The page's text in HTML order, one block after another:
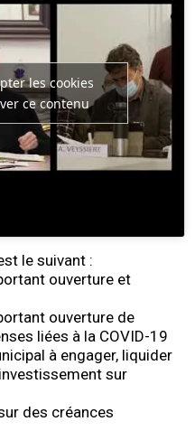
les cookies
ce contenu
le suivant :
ouverture et
ouverture de
liées à la COVID-19
à engager, liquider
sur
des créances